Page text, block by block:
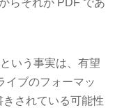
らそれが PDF であ
いう事実は、有望
イブのフォーマッ
きされている可能性